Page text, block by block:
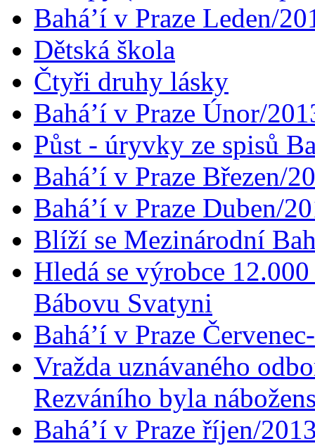
Bahá’í v Praze Leden/
Dětská škola
Čtyři druhy lásky
Bahá’í v Praze Únor/
Půst - úryvky ze spisů
Bahá’í v Praze Březen/
Bahá’í v Praze Duben/
Blíží se Mezinárodní
Hledá se výrobce
Bábovu Svatyni
Bahá’í v Praze
Vražda uznávaného
Rezváního byla
Bahá’í v Praze říjen/